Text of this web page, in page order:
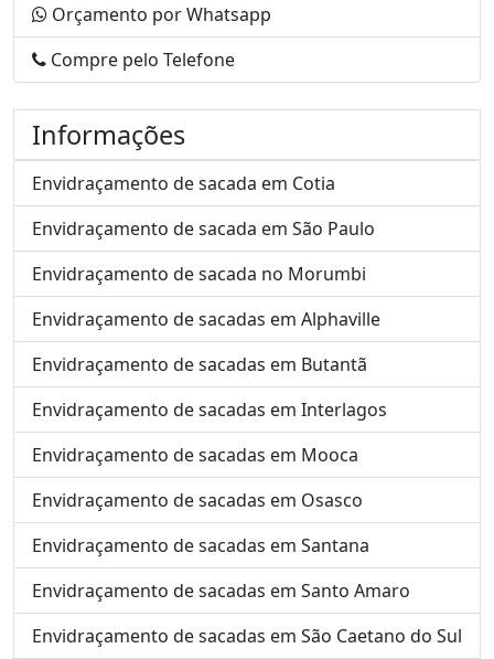
Orçamento por Whatsapp
Compre pelo Telefone
Informações
Envidraçamento de sacada em Cotia
Envidraçamento de sacada em São Paulo
Envidraçamento de sacada no Morumbi
Envidraçamento de sacadas em Alphaville
Envidraçamento de sacadas em Butantã
Envidraçamento de sacadas em Interlagos
Envidraçamento de sacadas em Mooca
Envidraçamento de sacadas em Osasco
Envidraçamento de sacadas em Santana
Envidraçamento de sacadas em Santo Amaro
Envidraçamento de sacadas em São Caetano do Sul